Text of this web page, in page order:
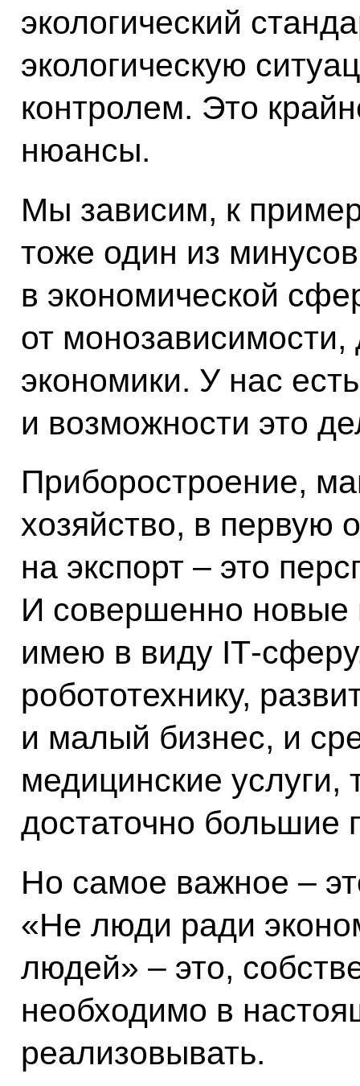
экологический
экологическую
контролем. Это
нюансы.
Мы зависим, к
тоже один из
в экономической
от
экономики. У нас
и возможности это
Приборостроение,
хозяйство, в первую
на экспорт – это
И совершенно новые
имею в виду
робототехнику,
и малый бизнес, и
медицинские услуги,
достаточно большие
Но самое важное –
«Не люди ради
людей» – это,
необходимо в
реализовывать.